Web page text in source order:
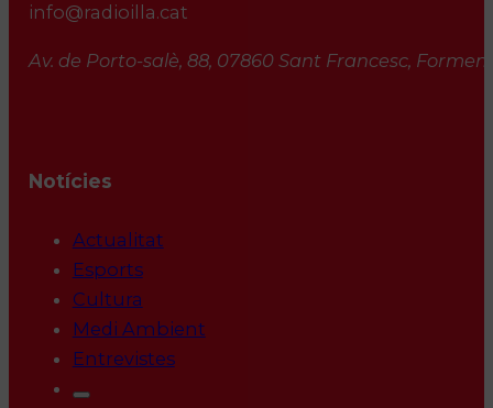
info@radioilla.cat
Av. de Porto-salè, 88, 07860 Sant Francesc,
Notícies
Actualitat
Esports
Cultura
Medi Ambient
Entrevistes